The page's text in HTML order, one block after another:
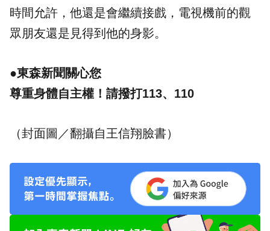
時間允許，他還是會繼續接戲，電視機前的觀
眾朋友還是見得到他的身影。
●東森新聞關心您
尊重身體自主權！請撥打113、110
（封面圖／翻攝自王信翔臉書）